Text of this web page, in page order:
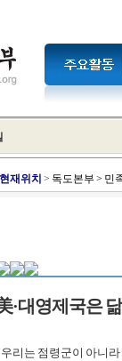
현재위치 > 독도본부 > 민
·대영제국은
리는 점령군이 아니